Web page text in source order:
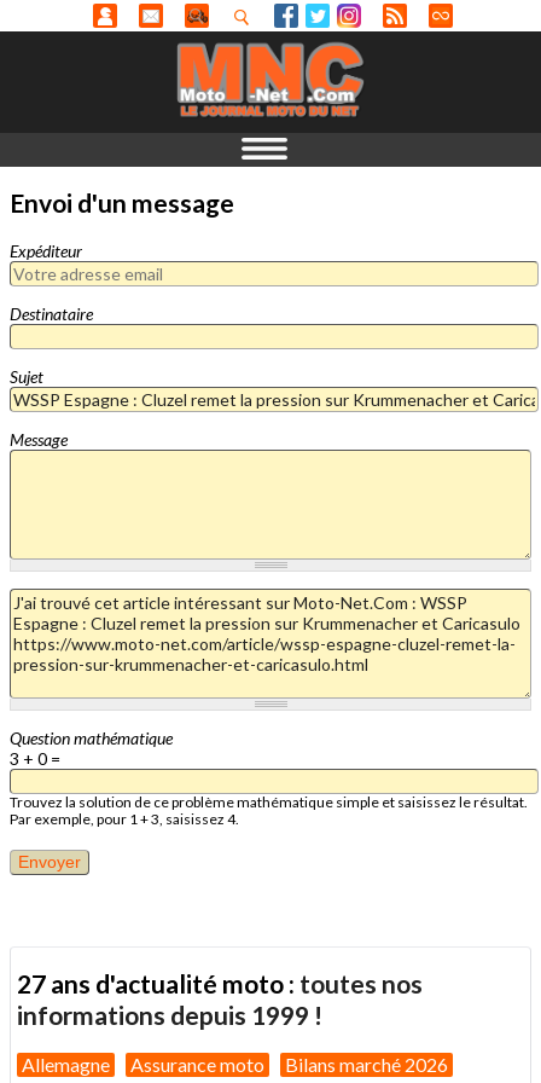
Envoi d'un message
Expéditeur
Destinataire
Sujet
Message
Question mathématique
3 + 0 =
Trouvez la solution de ce problème mathématique simple et saisissez le résultat.
Par exemple, pour 1 + 3, saisissez 4.
27 ans d'actualité moto : toutes nos
informations depuis 1999 !
Allemagne Assurance moto Bilans marché 2026